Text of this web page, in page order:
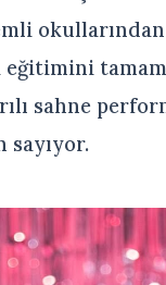
eğitimini
sahne
sayıyor.